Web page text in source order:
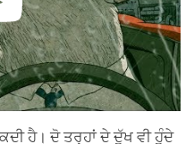
ਹੈ। ਦੋ ਤਰ੍ਹਾਂ ਦੇ ਦੁੱਖ ਵੀ ਹੁੰਦੇ